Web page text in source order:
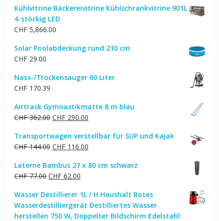
war:
CHF 1,972.00
ist:
Kühlvitrine Bäckereivitrine Kühlschrankvitrine 901L
4-stöckig LED
CHF5,866.00
Solar Poolabdeckung rund 210 cm
CHF29.00
Nass-/Trockensauger 60 Liter
CHF170.39
Airtrack Gymnastikmatte 8 m blau
CHF362.00 Ursprünglicher
war:
CHF 362.00
CHF290.00Aktueller
ist:
CHF 290.00.
Transportwagen verstellbar für SUP und Kajak
CHF144.00 Ursprünglicher
war:
CHF 144.00
CHF116.00Aktueller
ist:
Laterne Bambus 27 x 80 cm schwarz
CHF77.00 Ursprünglicher
war:
CHF 77.00
CHF62.00Aktueller
ist:
CHF 62.00.
Wasser Destillierer 1L / H Haushalt Rotes
Wasserdestilliergerät Destilliertes Wasser
herstellen 750 W, Doppelter Bildschirm Edelstahl